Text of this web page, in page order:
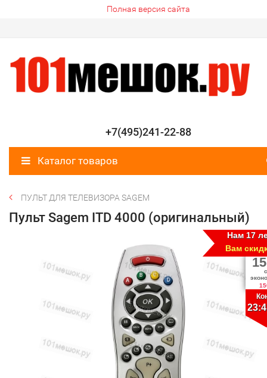
Полная версия сайта
+7(495)241-22-88
Каталог товаров
ПУЛЬТ ДЛЯ ТЕЛЕВИЗОРА SAGEM
Пульт Sagem ITD 4000 (оригинальный)
Нам 17
Вам
15